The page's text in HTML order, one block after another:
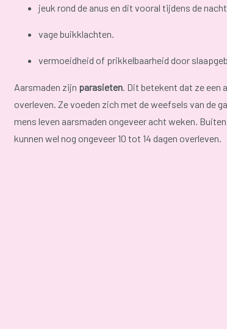
jeuk rond de anus en dit vooral tijdens de
vage buikklachten.
vermoeidheid of prikkelbaarheid door
Aarsmaden zijn parasieten. Dit betekent dat ze een
overleven. Ze voeden zich met de weefsels van de
mens leven aarsmaden ongeveer acht weken.
kunnen wel nog ongeveer 10 tot 14 dagen overleven.